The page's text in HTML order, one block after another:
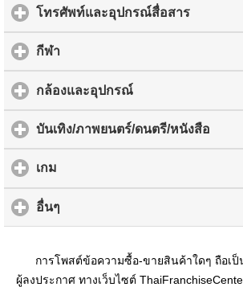
โทรศัพท์และอุปกรณ์สื่อสาร
กีฬา
กล้องและอุปกรณ์
บันเทิง/ภาพยนตร์/ดนตรี/หนังสือ
เกม
อื่นๆ
การโพสต์ข้อความซื้อ-ขายสินค้าใดๆ ถือเ
ผู้ลงประกาศ ทางเว็บไซต์